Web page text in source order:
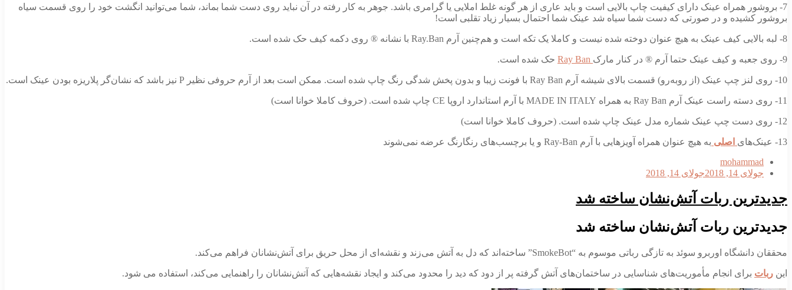
7- بروشور همراه عینک دارای کیفیت چاپ بالایی است و باید عاری از هر گونه غلط املایی یا گرامری باشد. جوهر به کار رفته در آن نباید روی دست شما بماند، شما می‌توانید انگشت خود را روی قسمت سیاه
بروشور کشیده و در صورتی که دست شما سیاه شد عینک شما احتمال بسیار زیاد تقلبی است!
8- لبه بالایی کیف عینک به هیچ عنوان دوخته شده نیست و کاملا یک تکه است و هم‌چنین آرم Ray.Ban با نشانه ® روی دکمه کیف حک شده است.
9- روی جعبه و کیف عینک حتما آرم ® در کنار مارک حک شده است.
10- روی لنز چپ عینک (از روبه‌رو) قسمت بالای شیشه آرم Ray Ban با فونت زیبا و بدون پخش شدگی رنگ چاپ شده است. ممکن است بعد از آرم حروفی نظیر P نیز باشد که نشان‌گر پلاریزه بودن عینک است.
11- روی دسته راست عینک آرم Ray Ban به همراه MADE IN ITALY با آرم استاندارد اروپا CE چاپ شده است. (حروف کاملا خوانا است)
12- روی دست چپ عینک شماره مدل عینک چاپ شده است. (حروف کاملا خوانا است)
13- عینک‌های اصلی به هیچ عنوان همراه آویزهایی با آرم Ray-Ban و یا برچسب‌های رنگارنگ عرضه نمی‌شوند
mohammad
جولای 14, 2018
جولای 14, 2018
جدیدترین ربات آتش‌نشان ساخته شد
جدیدترین ربات آتش‌نشان ساخته شد
محققان دانشگاه اوربرو سوئد به تازگی رباتی موسوم به “SmokeBot” ساخته‌اند که دل به آتش می‌زند و نقشه‌ای از محل حریق برای آتش‌نشانان فراهم می‌کند.
این ربات برای انجام مأموریت‌های شناسایی در ساختمان‌های آتش گرفته پر از دود که دید را محدود می‌کند و ایجاد نقشه‌هایی که آتش‌نشانان را راهنمایی می‌کند، استفاده می شود.